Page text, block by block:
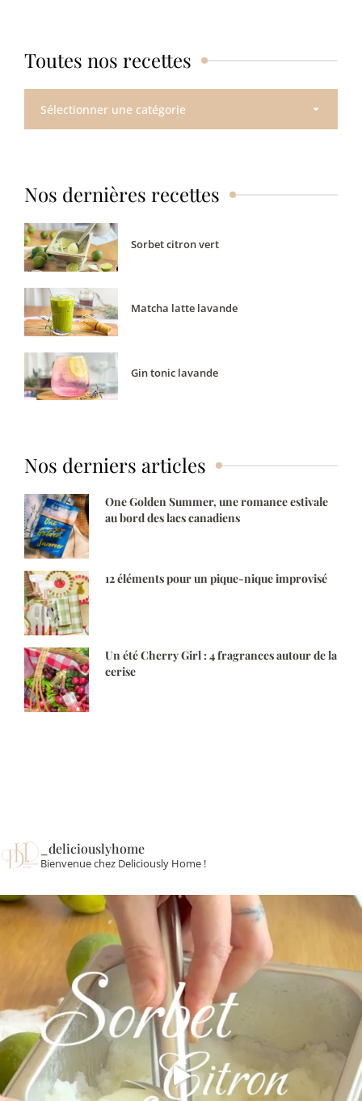
Toutes nos recettes
Toutes
nos
Nos dernières recettes
Sorbet citron vert
Matcha latte lavande
Gin tonic lavande
Nos derniers articles
One Golden Summer, une romance estivale
au bord des lacs canadiens
12 éléments pour un pique-nique improvisé
Un été Cherry Girl : 4 fragrances autour de la
cerise
_deliciouslyhome
Bienvenue chez Deliciously Home !